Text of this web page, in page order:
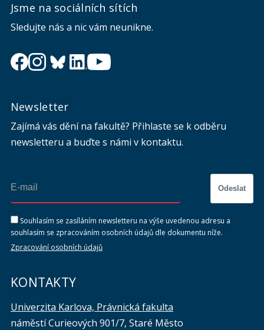
Jsme na sociálních sítích
Sledujte nás a nic vám neunikne.
Newsletter
Zajímá vás dění na fakultě? Přihlaste se k odběru
newsletteru a buďte s námi v kontaktu.
Odeslat
Souhlasím se zasíláním newsletteru na výše uvedenou adresu a
souhlasím se zpracováním osobních údajů dle dokumentu níže.
Zpracování osobních údajů
KONTAKTY
Univerzita Karlova, Právnická fakulta
náměstí Curieových 901/7, Staré Město